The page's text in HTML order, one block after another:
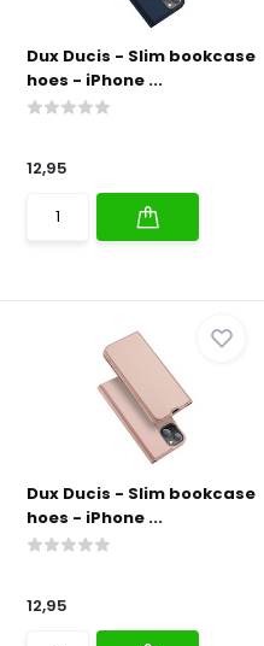
Dux Ducis - Slim bookcase
hoes - iPhone ...
12,95
Dux Ducis - Slim bookcase
hoes - iPhone ...
12,95